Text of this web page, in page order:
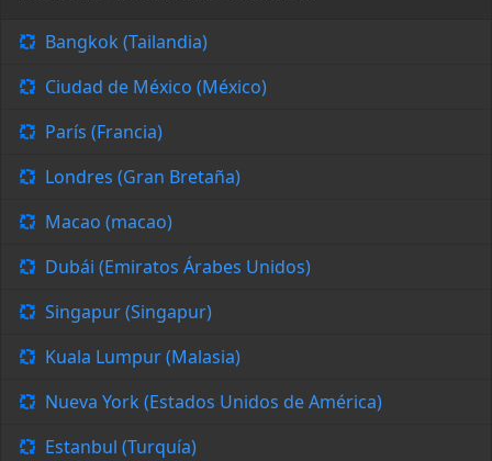
Bangkok (Tailandia)
Ciudad de México (México)
París (Francia)
Londres (Gran Bretaña)
Macao (macao)
Dubái (Emiratos Árabes Unidos)
Singapur (Singapur)
Kuala Lumpur (Malasia)
Nueva York (Estados Unidos de América)
Estanbul (Turquía)